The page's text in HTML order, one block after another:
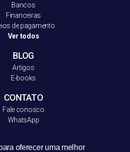
oferecer uma melhor
Bancos
Financeiras
de pagamento
Ver todos
BLOG
Artigos
E-books
CONTATO
Fale conosco
WhatsApp